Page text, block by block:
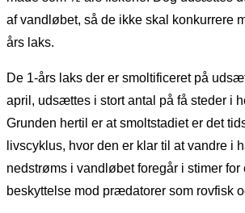
af vandløbet, så de ikke skal konkurrere
års laks.
De 1-års laks der er smoltificeret på
april, udsættes i stort antal på få steder i
Grunden hertil er at smoltstadiet er det
livscyklus, hvor den er klar til at vandre i
nedstrøms i vandløbet foregår i stimer for
beskyttelse mod prædatorer som rovfisk